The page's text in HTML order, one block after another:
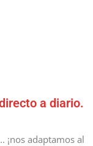
a diario.
¡nos adaptamos al